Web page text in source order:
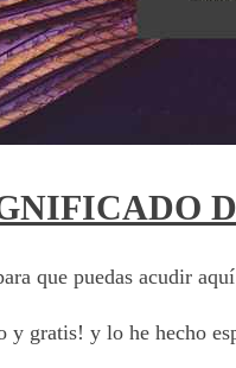
que puedas acudir
y gratis! y lo he hecho